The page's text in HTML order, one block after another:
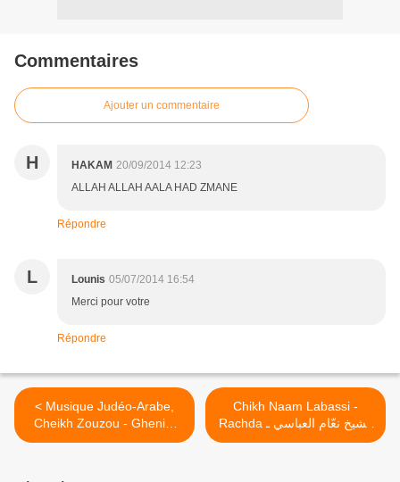
Commentaires
Ajouter un commentaire
H HAKAM 20/09/2014 12:23
ALLAH ALLAH AALA HAD ZMANE
Répondre
L Lounis 05/07/2014 16:54
Merci pour votre
Répondre
< Musique Judéo-Arabe,
Cheikh Zouzou - Gheniet
Bensoussane
Chikh Naam Labassi -
Rachda الشيخ نعّام العباسي ـ
راشده >